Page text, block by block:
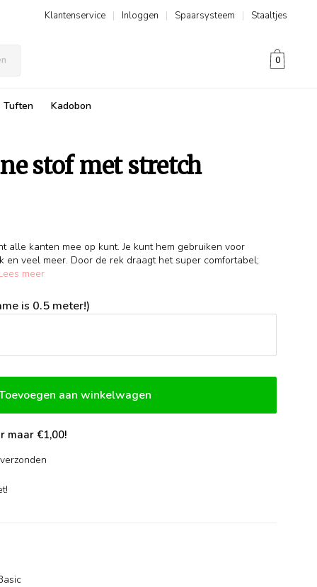
Staaltjes
|
Spaarsysteem
|
Inloggen
|
Klantenservice
0
Tuften Kadobon
stof met stretch
alle kanten mee op kunt. Je kunt hem gebruiken voor
en veel meer. Door de rek draagt het super comfortabel;
meer
is 0.5 meter!)
aan winkelwagen
maar €1,00!